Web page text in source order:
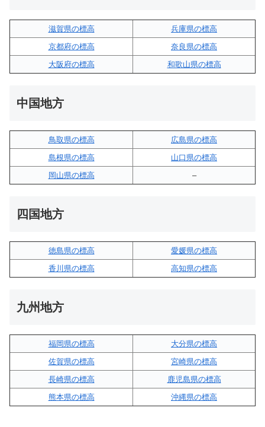
滋賀県の標高
兵庫県の標高
京都府の標高
奈良県の標高
大阪府の標高
和歌山県の標高
中国地方
鳥取県の標高
広島県の標高
島根県の標高
山口県の標高
岡山県の標高
–
四国地方
徳島県の標高
愛媛県の標高
香川県の標高
高知県の標高
九州地方
福岡県の標高
大分県の標高
佐賀県の標高
宮崎県の標高
長崎県の標高
鹿児島県の標高
熊本県の標高
沖縄県の標高